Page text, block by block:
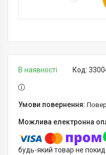
В наявності Код:
будь-який товар не